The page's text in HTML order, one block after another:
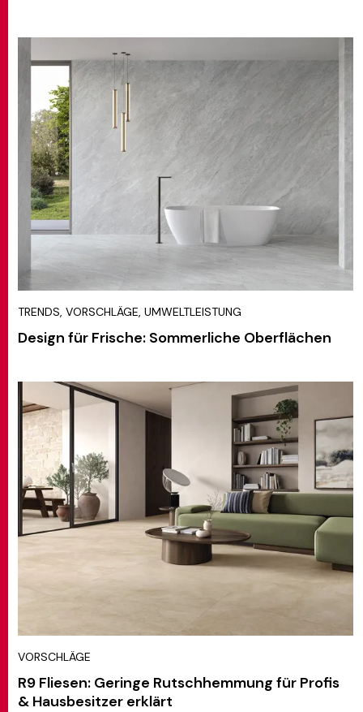
TRENDS, VORSCHLÄGE, UMWELTLEISTUNG
Design für Frische: Sommerliche Oberflächen
VORSCHLÄGE
R9 Fliesen: Geringe Rutschhemmung für Profis
& Hausbesitzer erklärt